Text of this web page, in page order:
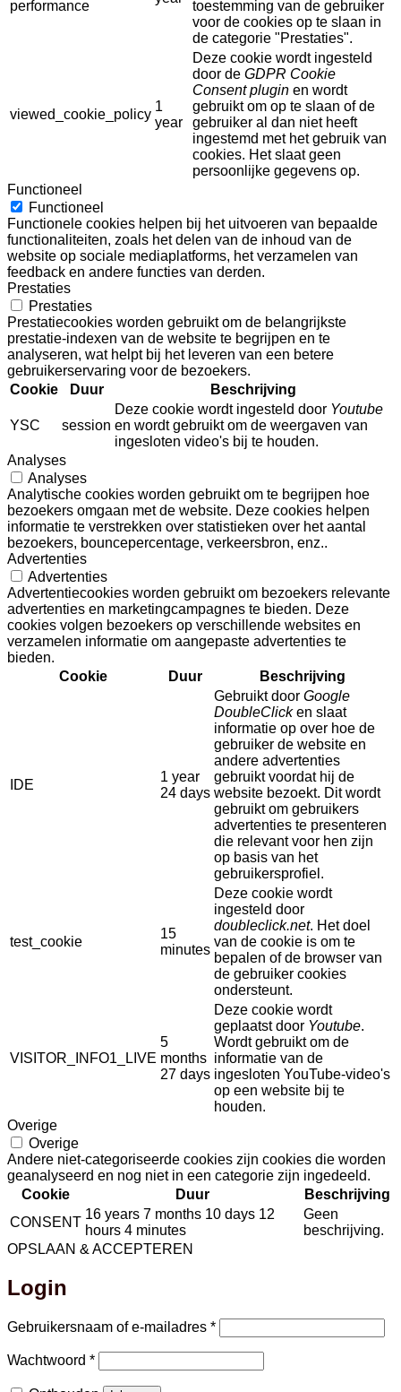
performance
toestemming van de gebruiker
voor de cookies op te slaan in
de categorie "Prestaties".
viewed_cookie_policy
1
year
Deze cookie wordt ingesteld
door de GDPR Cookie
Consent plugin en wordt
gebruikt om op te slaan of de
gebruiker al dan niet heeft
ingestemd met het gebruik van
cookies. Het slaat geen
persoonlijke gegevens op.
Functioneel
Functioneel
Functionele cookies helpen bij het uitvoeren van bepaalde
functionaliteiten, zoals het delen van de inhoud van de
website op sociale mediaplatforms, het verzamelen van
feedback en andere functies van derden.
Prestaties
Prestaties
Prestatiecookies worden gebruikt om de belangrijkste
prestatie-indexen van de website te begrijpen en te
analyseren, wat helpt bij het leveren van een betere
gebruikerservaring voor de bezoekers.
Cookie
Duur Beschrijving
YSC session
Deze cookie wordt ingesteld door Youtube
en wordt gebruikt om de weergaven van
ingesloten video's bij te houden.
Analyses
Analyses
Analytische cookies worden gebruikt om te begrijpen hoe
bezoekers omgaan met de website. Deze cookies helpen
informatie te verstrekken over statistieken over het aantal
bezoekers, bouncepercentage, verkeersbron, enz..
Advertenties
Advertenties
Advertentiecookies worden gebruikt om bezoekers relevante
advertenties en marketingcampagnes te bieden. Deze
cookies volgen bezoekers op verschillende websites en
verzamelen informatie om aangepaste advertenties te
bieden.
Cookie
Duur Beschrijving
IDE
1 year
24 days
Gebruikt door Google
DoubleClicken slaat
informatie op over hoe de
gebruiker de website en
andere advertenties
gebruikt voordat hij de
website bezoekt. Dit wordt
gebruikt om gebruikers
advertenties te presenteren
die relevant voor hen zijn
op basis van het
gebruikersprofiel.
test_cookie
15
minutes
Deze cookie wordt
ingesteld door
doubleclick.net. Het doel
van de cookie is om te
bepalen of de browser van
de gebruiker cookies
ondersteunt.
VISITOR_INFO1_LIVE
5
months
27 days
Deze cookie wordt
geplaatst door Youtube.
Wordt gebruikt om de
informatie van de
ingesloten YouTube-video's
op een website bij te
houden.
Overige
Overige
Andere niet-categoriseerde cookies zijn cookies die worden
geanalyseerd en nog niet in een categorie zijn ingedeeld.
Cookie
Duur
Beschrijving
CONSENT
16 years 7 months 10 days 12
hours 4 minutes
Geen
beschrijving.
OPSLAAN & ACCEPTEREN
Login
Gebruikersnaam of e-mailadres *Vereist
Wachtwoord *Vereist